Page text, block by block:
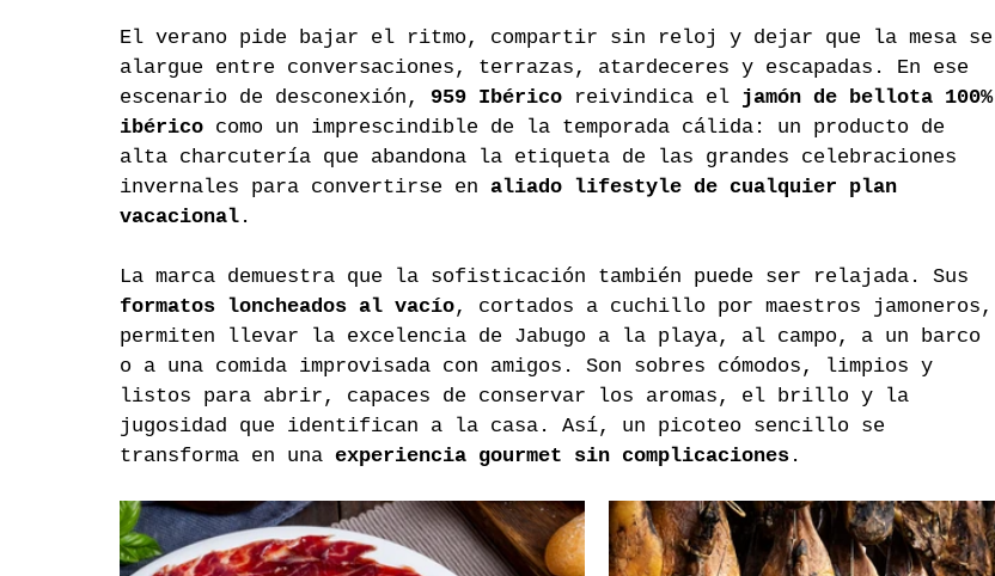
El verano pide bajar el ritmo, compartir sin reloj y dejar que la mesa se
alargue entre conversaciones, terrazas, atardeceres y escapadas. En ese
escenario de desconexión, 959 Ibérico reivindica el jamón de bellota 100%
ibérico como un imprescindible de la temporada cálida: un producto de
alta charcutería que abandona la etiqueta de las grandes celebraciones
invernales para convertirse en aliado lifestyle de cualquier plan
vacacional .
La marca demuestra que la sofisticación también puede ser relajada. Sus
formatos loncheados al vacío, cortados a cuchillo por maestros jamoneros,
permiten llevar la excelencia de Jabugo a la playa, al campo, a un barco
o a una comida improvisada con amigos. Son sobres cómodos, limpios y
listos para abrir, capaces de conservar los aromas, el brillo y la
jugosidad que identifican a la casa. Así, un picoteo sencillo se
transforma en una experiencia gourmet sin complicaciones .